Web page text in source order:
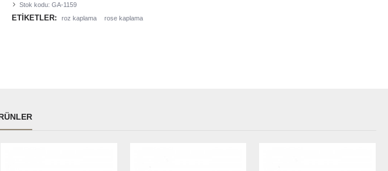
Stok kodu: GA-1159
ETIKETLER: roz kaplama rose kaplama